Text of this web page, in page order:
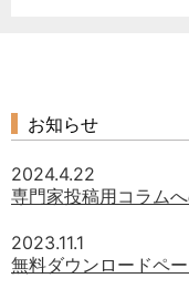
お知らせ
2024.4.22
専門家投稿用コラム
2023.11.1
無料ダウンロードペ